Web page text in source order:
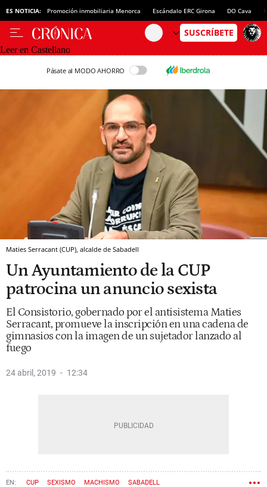
ES NOTICIA: Promoción inmobiliaria Menorca Escándalo ERC Girona DO Cava
Leer en Castellano
Pásate al MODO AHORRO
Maties Serracant (CUP), alcalde de Sabadell
Un Ayuntamiento de la CUP
patrocina un anuncio sexista
El Consistorio, gobernado por el antisistema Maties
Serracant, promueve la inscripción en una cadena de
gimnasios con la imagen de un sujetador lanzado al
fuego
24 abril, 2019 12:34
CUP SEXISMO MACHISMO SABADELL